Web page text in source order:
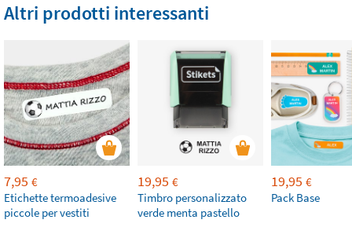
Altri prodotti interessanti
7,95 €
Etichette termoadesive
piccole per vestiti
19,95 €
Timbro personalizzato
verde menta pastello
19,95 €
Pack Base